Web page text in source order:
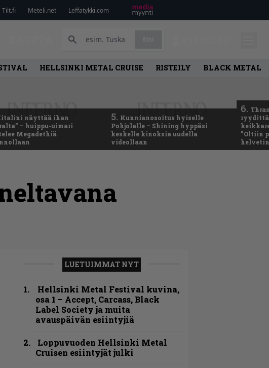
Tilt.fi Meteli.net Leffatykki.com
HELLSINKI METAL CRUISE RISTEILY BLACK METAL
näyttää ihan
– huippu-uimari
Megadethiä
5. Kunnianosoitus hyiselle
Pohjolalle – Shining hyppäsi
keskelle kinoksia uudella
videollaan
6.
”Oltiin
LUETUIMMAT NYT
Hellsinki Metal Festival kuvina,
osa 1 – Accept, Carcass, Black
Label Society ja muita
avauspäivän esiintyjiä
Loppuvuoden Hellsinki Metal
Cruisen esiintyjät julki